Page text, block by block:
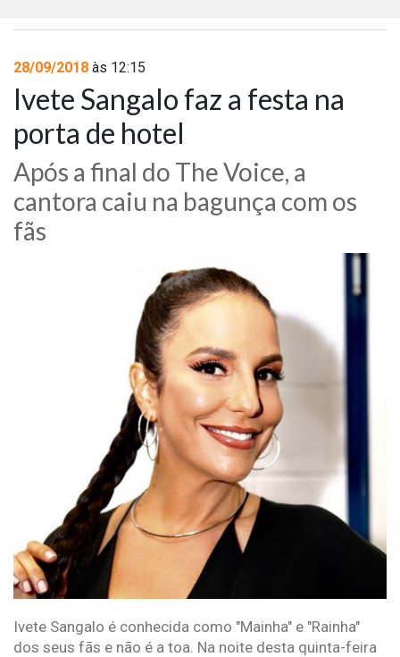
AGENDA
NOTÍCIAS
VÍDEOS
CONTATO
28/09/2018 às 12:15
Ivete Sangalo faz a festa na
porta de hotel
Após a final do The Voice, a
cantora caiu na bagunça com os
fãs
Ivete Sangalo é conhecida como "Mainha" e "Rainha"
dos seus fãs e não é a toa. Na noite desta quinta-feira